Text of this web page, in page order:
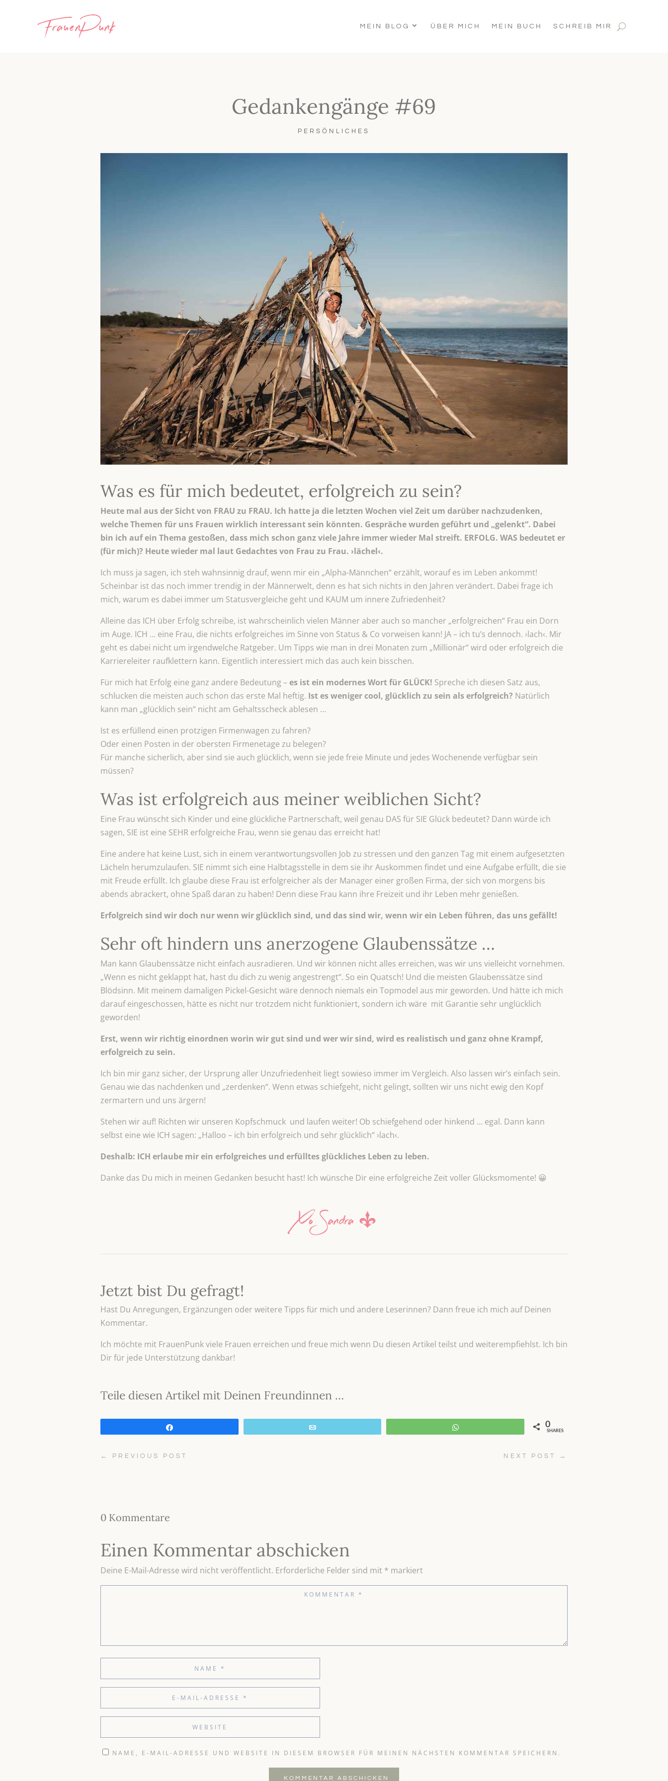
MEIN BLOG ÜBER MICH MEIN BUCH SCHREIB MIR
Gedankengänge #69
PERSÖNLICHES
Was es für mich bedeutet, erfolgreich zu sein?
Heute mal aus der Sicht von FRAU zu FRAU. Ich hatte ja die letzten Wochen viel Zeit um darüber nachzudenken,
welche Themen für uns Frauen wirklich interessant sein könnten. Gespräche wurden geführt und „gelenkt“. Dabei
bin ich auf ein Thema gestoßen, dass mich schon ganz viele Jahre immer wieder Mal streift. ERFOLG. WAS bedeutet er
(für mich)? Heute wieder mal laut Gedachtes von Frau zu Frau. ›lächel‹.
Ich muss ja sagen, ich steh wahnsinnig drauf, wenn mir ein „Alpha-Männchen“ erzählt, worauf es im Leben ankommt!
Scheinbar ist das noch immer trendig in der Männerwelt, denn es hat sich nichts in den Jahren verändert. Dabei frage ich
mich, warum es dabei immer um Statusvergleiche geht und KAUM um innere Zufriedenheit?
Alleine das ICH über Erfolg schreibe, ist wahrscheinlich vielen Männer aber auch so mancher „erfolgreichen“ Frau ein Dorn
im Auge. ICH … eine Frau, die nichts erfolgreiches im Sinne von Status & Co vorweisen kann! JA – ich tu’s dennoch. ›lach‹. Mir
geht es dabei nicht um irgendwelche Ratgeber. Um Tipps wie man in drei Monaten zum „Millionär“ wird oder erfolgreich die
Karriereleiter raufklettern kann. Eigentlich interessiert mich das auch kein bisschen.
Für mich hat Erfolg eine ganz andere Bedeutung –es ist ein modernes Wort für GLÜCK! Spreche ich diesen Satz aus,
schlucken die meisten auch schon das erste Mal heftig. Ist es weniger cool, glücklich zu sein als erfolgreich? Natürlich
kann man „glücklich sein“ nicht am Gehaltsscheck ablesen …
Ist es erfüllend einen protzigen Firmenwagen zu fahren?
Oder einen Posten in der obersten Firmenetage zu belegen?
Für manche sicherlich, aber sind sie auch glücklich, wenn sie jede freie Minute und jedes Wochenende verfügbar sein
müssen?
Was ist erfolgreich aus meiner weiblichen Sicht?
Eine Frau wünscht sich Kinder und eine glückliche Partnerschaft, weil genau DAS für SIE Glück bedeutet? Dann würde ich
sagen, SIE ist eine SEHR erfolgreiche Frau, wenn sie genau das erreicht hat!
Eine andere hat keine Lust, sich in einem verantwortungsvollen Job zu stressen und den ganzen Tag mit einem aufgesetzten
Lächeln herumzulaufen. SIE nimmt sich eine Halbtagsstelle in dem sie ihr Auskommen findet und eine Aufgabe erfüllt, die sie
mit Freude erfüllt. Ich glaube diese Frau ist erfolgreicher als der Manager einer großen Firma, der sich von morgens bis
abends abrackert, ohne Spaß daran zu haben! Denn diese Frau kann ihre Freizeit und ihr Leben mehr genießen.
Erfolgreich sind wir doch nur wenn wir glücklich sind, und das sind wir, wenn wir ein Leben führen, das uns gefällt!
Sehr oft hindern uns anerzogene Glaubenssätze …
Man kann Glaubenssätze nicht einfach ausradieren. Und wir können nicht alles erreichen, was wir uns vielleicht vornehmen.
„Wenn es nicht geklappt hat, hast du dich zu wenig angestrengt“. So ein Quatsch! Und die meisten Glaubenssätze sind
Blödsinn. Mit meinem damaligen Pickel-Gesicht wäre dennoch niemals ein Topmodel aus mir geworden. Und hätte ich mich
darauf eingeschossen, hätte es nicht nur trotzdem nicht funktioniert, sondern ich wäre mit Garantie sehr unglücklich
geworden!
Erst, wenn wir richtig einordnen worin wir gut sind und wer wir sind, wird es realistisch und ganz ohne Krampf,
erfolgreich zu sein.
Ich bin mir ganz sicher, der Ursprung aller Unzufriedenheit liegt sowieso immer im Vergleich. Also lassen wir’s einfach sein.
Genau wie das nachdenken und „zerdenken“. Wenn etwas schiefgeht, nicht gelingt, sollten wir uns nicht ewig den Kopf
zermartern und uns ärgern!
Stehen wir auf! Richten wir unseren Kopfschmuck und laufen weiter! Ob schiefgehend oder hinkend … egal. Dann kann
selbst eine wie ICH sagen: „Halloo – ich bin erfolgreich und sehr glücklich“ ›lach‹.
Deshalb: ICH erlaube mir ein erfolgreiches und erfülltes glückliches Leben zu leben.
Danke das Du mich in meinen Gedanken besucht hast! Ich wünsche Dir eine erfolgreiche Zeit voller Glücksmomente! 😀
Jetzt bist Du gefragt!
Hast Du Anregungen, Ergänzungen oder weitere Tipps für mich und andere Leserinnen? Dann freue ich mich auf Deinen
Kommentar.
Ich möchte mit FrauenPunk viele Frauen erreichen und freue mich wenn Du diesen Artikel teilst und weiterempfiehlst. Ich bin
Dir für jede Unterstützung dankbar!
Teile diesen Artikel mit Deinen Freundinnen …
0
SHARES
← PREVIOUS POST NEXT POST →
0 Kommentare
Einen Kommentar abschicken
Deine E-Mail-Adresse wird nicht veröffentlicht. Erforderliche Felder sind mit * markiert
NAME, E-MAIL-ADRESSE UND WEBSITE IN DIESEM BROWSER FÜR MEINEN NÄCHSTEN KOMMENTAR SPEICHERN.
KOMMENTAR ABSCHICKEN